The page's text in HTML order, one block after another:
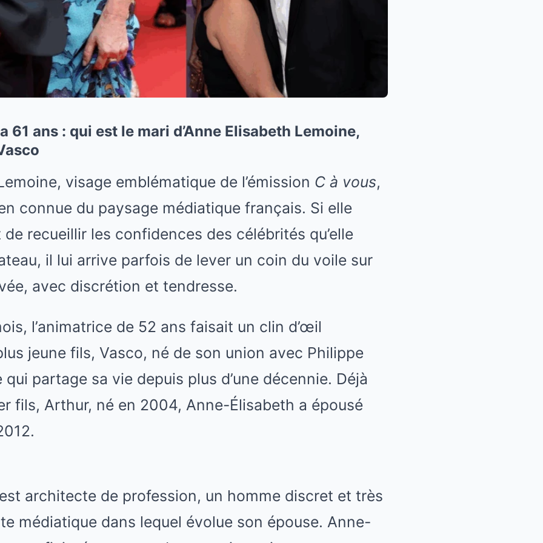
61 ans : qui est le mari d’Anne Elisabeth Lemoine,
visage emblématique de l’émission C à vous,
connue du paysage médiatique français. Si elle
de recueillir les confidences des célébrités qu’elle
il lui arrive parfois de lever un coin du voile sur
avec discrétion et tendresse.
l’animatrice de 52 ans faisait un clin d’œil
jeune fils, Vasco, né de son union avec Philippe
qui partage sa vie depuis plus d’une décennie. Déjà
fils, Arthur, né en 2004, Anne-Élisabeth a épousé
architecte de profession, un homme discret et très
médiatique dans lequel évolue son épouse. Anne-